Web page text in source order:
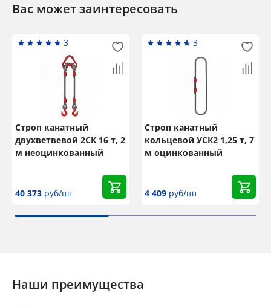
Вас может заинтересовать
3
Строп канатный
двухветвевой 2СК 16 т, 2
м неоцинкованный
40 373 руб/шт
3
Строп канатный
кольцевой УСК2 1,25 т, 7
м оцинкованный
4 409 руб/шт
Наши преимущества